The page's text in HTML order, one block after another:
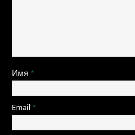
Имя *
Email *